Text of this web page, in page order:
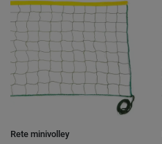
Rete minivolley